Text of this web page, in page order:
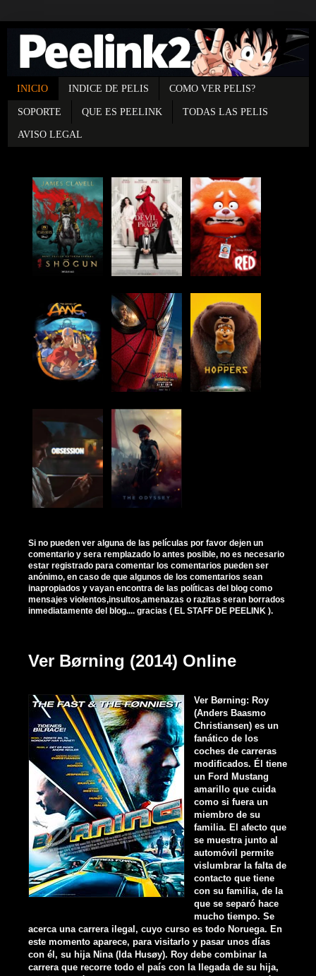
INICIO INDICE DE PELIS COMO VER PELIS?
SOPORTE QUE ES PEELINK TODAS LAS PELIS
AVISO LEGAL
Si no pueden ver alguna de las películas por favor dejen un
comentario y sera remplazado lo antes posible, no es necesario
estar registrado para comentar los comentarios pueden ser
anónimo, en caso de que algunos de los comentarios sean
inapropiados y vayan encontra de las políticas del blog como
mensajes violentos,insultos,amenazas o razitas seran borrados
inmediatamente del blog.... gracias ( EL STAFF DE PEELINK ).
Ver Børning (2014) Online
Ver Børning: Roy
(Anders Baasmo
Christiansen) es un
fanático de los
coches de carreras
modificados. Él tiene
un Ford Mustang
amarillo que cuida
como si fuera un
miembro de su
familia. El afecto que
se muestra junto al
automóvil permite
vislumbrar la falta de
contacto que tiene
con su familia, de la
que se separó hace
mucho tiempo. Se
acerca una carrera ilegal, cuyo curso es todo Noruega. En
este momento aparece, para visitarlo y pasar unos días
con él, su hija Nina (Ida Husøy). Roy debe combinar la
carrera que recorre todo el país con la llegada de su hija,